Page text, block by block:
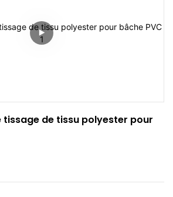
tissage de tissu polyester pour